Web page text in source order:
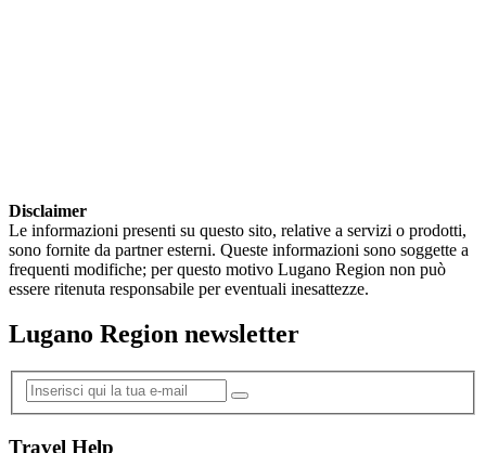
Disclaimer
Le informazioni presenti su questo sito, relative a servizi o prodotti,
sono fornite da partner esterni. Queste informazioni sono soggette a
frequenti modifiche; per questo motivo Lugano Region non può
essere ritenuta responsabile per eventuali inesattezze.
Lugano Region newsletter
Travel Help